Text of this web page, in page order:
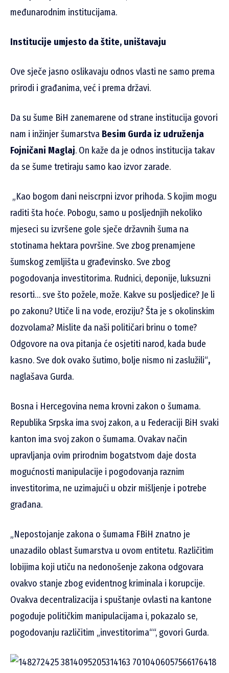
međunarodnim institucijama.
Institucije umjesto da štite, uništavaju
Ove sječe jasno oslikavaju odnos vlasti ne samo prema
prirodi i građanima, već i prema državi.
Da su šume BiH zanemarene od strane institucija govori
nam i inžinjer šumarstva Besim Gurda iz udruženja
Fojničani Maglaj. On kaže da je odnos institucija takav
da se šume tretiraju samo kao izvor zarade.
„Kao bogom dani neiscrpni izvor prihoda. S kojim mogu
raditi šta hoće. Pobogu, samo u posljednjih nekoliko
mjeseci su izvršene gole sječe državnih šuma na
stotinama hektara površine. Sve zbog prenamjene
šumskog zemljišta u građevinsko. Sve zbog
pogodovanja investitorima. Rudnici, deponije, luksuzni
resorti… sve što požele, može. Kakve su posljedice? Je li
po zakonu? Utiče li na vode, eroziju? Šta je s okolinskim
dozvolama? Mislite da naši političari brinu o tome?
Odgovore na ova pitanja će osjetiti narod, kada bude
kasno. Sve dok ovako šutimo, bolje nismo ni zaslužili“,
naglašava Gurda.
Bosna i Hercegovina nema krovni zakon o šumama.
Republika Srpska ima svoj zakon, a u Federaciji BiH svaki
kanton ima svoj zakon o šumama. Ovakav način
upravljanja ovim prirodnim bogatstvom daje dosta
mogućnosti manipulacije i pogodovanja raznim
investitorima, ne uzimajući u obzir mišljenje i potrebe
građana.
„Nepostojanje zakona o šumama FBiH znatno je
unazadilo oblast šumarstva u ovom entitetu. Različitim
lobijima koji utiču na nedonošenje zakona odgovara
ovakvo stanje zbog evidentnog kriminala i korupcije.
Ovakva decentralizacija i spuštanje ovlasti na kantone
pogoduje političkim manipulacijama i, pokazalo se,
pogodovanju različitim „investitorima““, govori Gurda.